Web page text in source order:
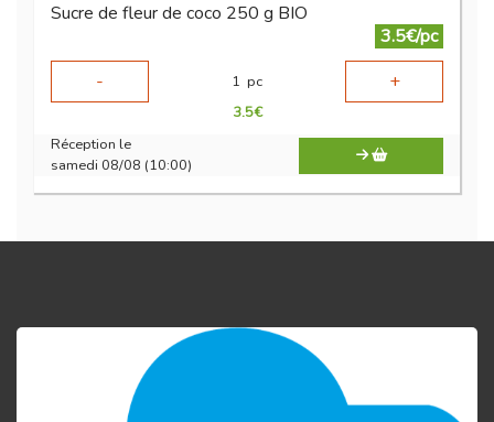
Sucre de fleur de coco 250 g BIO
3.5€/pc
-
1 pc +
3.5€
Réception le
samedi 08/08 (10:00)